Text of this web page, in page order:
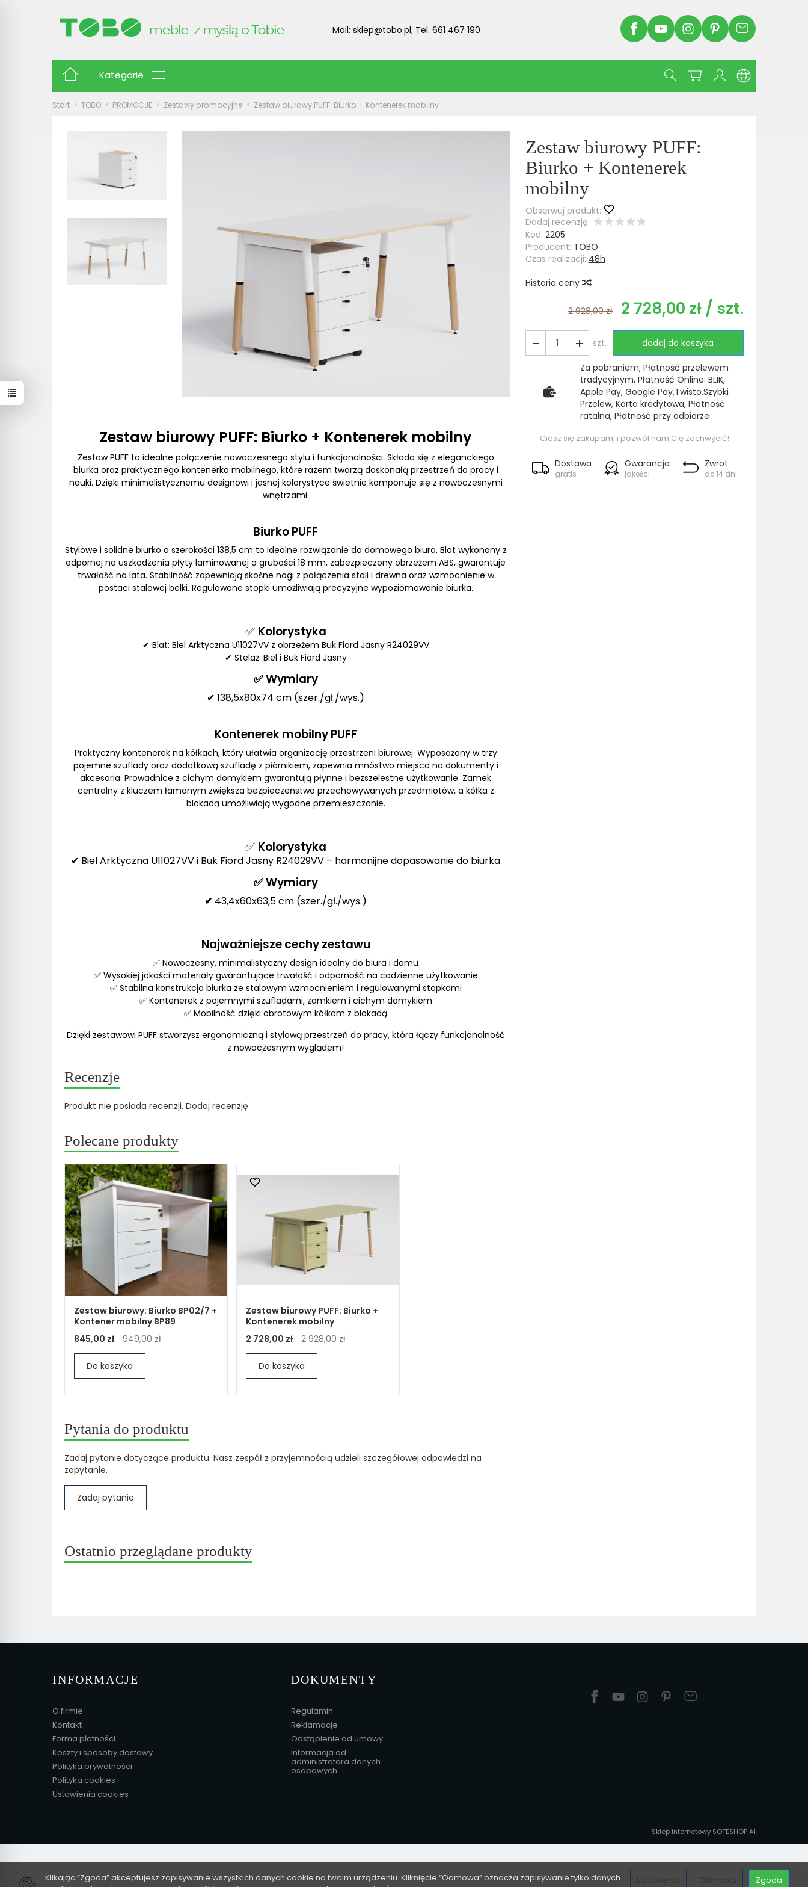
Mail: sklep@tobo.pl; Tel. 661 467 190
Kategorie
Start TOBO PROMOCJE Zestawy promocyjne Zestaw biurowy PUFF: Biurko + Kontenerek mobilny
Zestaw biurowy PUFF:
Biurko + Kontenerek
mobilny
Obserwuj produkt:
Dodaj recenzję:
Kod: 2205
Producent: TOBO
Czas realizacji: 48h
Historia ceny
2 928,00 zł 2 728,00 zł / szt.
szt. dodaj do koszyka
Za pobraniem, Płatność przelewem
tradycyjnym, Płatność Online: BLIK,
Apple Pay, Google Pay,Twisto,Szybki
Przelew, Karta kredytowa, Płatność
ratalna, Płatność przy odbiorze
Ciesz się zakupami i pozwól nam Cię zachwycić!
Dostawa
gratis
Gwarancja
jakości
Zwrot
do 14 dni
Zestaw biurowy PUFF: Biurko + Kontenerek mobilny
Zestaw PUFF to idealne połączenie nowoczesnego stylu i funkcjonalności. Składa się z eleganckiego
biurka oraz praktycznego kontenerka mobilnego, które razem tworzą doskonałą przestrzeń do pracy i
nauki. Dzięki minimalistycznemu designowi i jasnej kolorystyce świetnie komponuje się z nowoczesnymi
wnętrzami.
Biurko PUFF
Stylowe i solidne biurko o szerokości 138,5 cm to idealne rozwiązanie do domowego biura. Blat wykonany z
odpornej na uszkodzenia płyty laminowanej o grubości 18 mm, zabezpieczony obrzeżem ABS, gwarantuje
trwałość na lata. Stabilność zapewniają skośne nogi z połączenia stali i drewna oraz wzmocnienie w
postaci stalowej belki. Regulowane stopki umożliwiają precyzyjne wypoziomowanie biurka.
✅ Kolorystyka
✔ Blat: Biel Arktyczna U11027VV z obrzeżem Buk Fiord Jasny R24029VV
✔ Stelaż: Biel i Buk Fiord Jasny
✅Wymiary
✔ 138,5x80x74 cm (szer./gł./wys.)
Kontenerek mobilny PUFF
Praktyczny kontenerek na kółkach, który ułatwia organizację przestrzeni biurowej. Wyposażony w trzy
pojemne szuflady oraz dodatkową szufladę z piórnikiem, zapewnia mnóstwo miejsca na dokumenty i
akcesoria. Prowadnice z cichym domykiem gwarantują płynne i bezszelestne użytkowanie. Zamek
centralny z kluczem łamanym zwiększa bezpieczeństwo przechowywanych przedmiotów, a kółka z
blokadą umożliwiają wygodne przemieszczanie.
✅ Kolorystyka
✔ Biel Arktyczna U11027VV i Buk Fiord Jasny R24029VV – harmonijne dopasowanie do biurka
✅Wymiary
✔ 43,4x60x63,5 cm (szer./gł./wys.)
Najważniejsze cechy zestawu
✅ Nowoczesny, minimalistyczny design idealny do biura i domu
✅ Wysokiej jakości materiały gwarantujące trwałość i odporność na codzienne użytkowanie
✅ Stabilna konstrukcja biurka ze stalowym wzmocnieniem i regulowanymi stopkami
✅ Kontenerek z pojemnymi szufladami, zamkiem i cichym domykiem
✅ Mobilność dzięki obrotowym kółkom z blokadą
Dzięki zestawowi PUFF stworzysz ergonomiczną i stylową przestrzeń do pracy, która łączy funkcjonalność
z nowoczesnym wyglądem!
Recenzje
Produkt nie posiada recenzji. Dodaj recenzję
Polecane produkty
Zestaw biurowy: Biurko BP02/7 +
Kontener mobilny BP89
845,00 zł
949,00 zł
Do koszyka
Zestaw biurowy PUFF: Biurko +
Kontenerek mobilny
2 728,00 zł
2 928,00 zł
Do koszyka
Pytania do produktu
Zadaj pytanie dotyczące produktu. Nasz zespół z przyjemnością udzieli szczegółowej odpowiedzi na
zapytanie.
Zadaj pytanie
Ostatnio przeglądane produkty
INFORMACJE
O firmie
Kontakt
Forma płatności
Koszty i sposoby dostawy
Polityka prywatności
Polityka cookies
Ustawienia cookies
DOKUMENTY
Regulamin
Reklamacje
Odstąpienie od umowy
Informacja od
administratora danych
osobowych
Sklep internetowy SOTESHOP AI
Klikając “Zgoda” akceptujesz zapisywanie wszystkich danych cookie na twoim urządzeniu. Kliknięcie “Odmowa” oznacza zapisywanie tylko danych
Zgoda